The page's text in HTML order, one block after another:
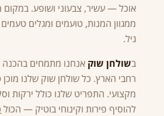
אוכל — עשיר, צבעוני ושופע. במקום
ממגוון המנות, טועמים ומגלים
גיל.
בשולחן שוק אנחנו מתמחים בהכנה
רחבי הארץ. כל שולחן שוק שלנו מוכן
מקצועי. התפריט שלנו כולל ירקות
להוסיף פירות וקינוחי בוטיק — הכול